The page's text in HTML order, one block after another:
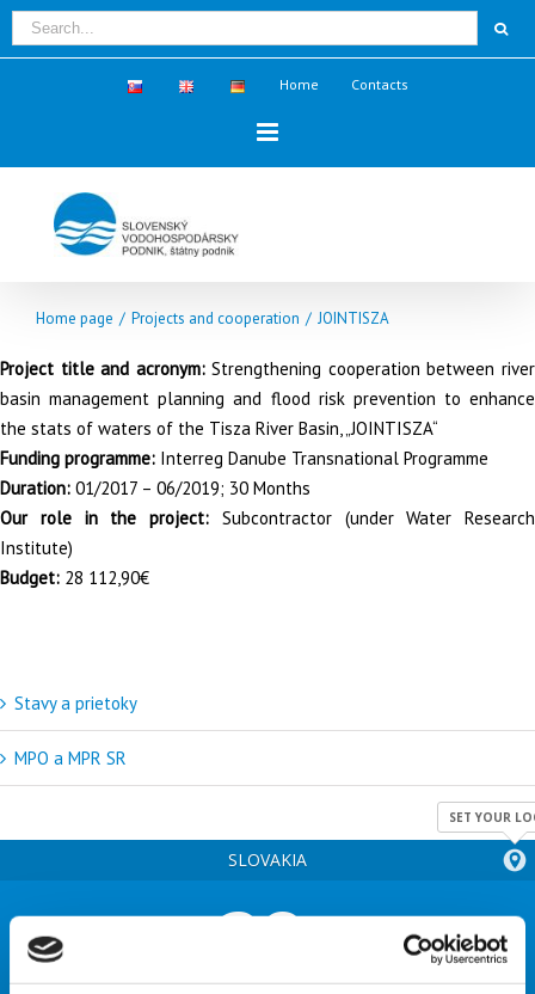
Home Contacts
Home page / Projects and cooperation / JOINTISZA
Project title and acronym:Strengthening cooperation between river
basin management planning and flood risk prevention to enhance
the stats of waters of the Tisza River Basin, „JOINTISZA“
Funding programme: Interreg Danube Transnational Programme
Duration: 01/2017 – 06/2019; 30 Months
Our role in the project: Subcontractor (under Water Research
Institute)
Budget: 28 112,90€
Stavy a prietoky
MPO a MPR SR
SLOVAKIA
SET YOUR
28